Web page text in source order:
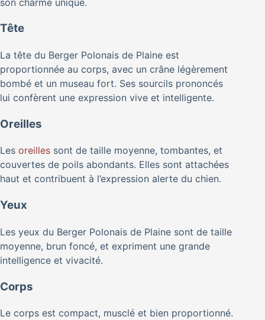
Tête
La tête du Berger Polonais de Plaine est
proportionnée au corps, avec un crâne légèrement
bombé et un museau fort. Ses sourcils prononcés
lui confèrent une expression vive et intelligente.
Oreilles
Les oreilles sont de taille moyenne, tombantes, et
couvertes de poils abondants. Elles sont attachées
haut et contribuent à l’expression alerte du chien.
Yeux
Les yeux du Berger Polonais de Plaine sont de taille
moyenne, brun foncé, et expriment une grande
intelligence et vivacité.
Corps
Le corps est compact, musclé et bien proportionné.